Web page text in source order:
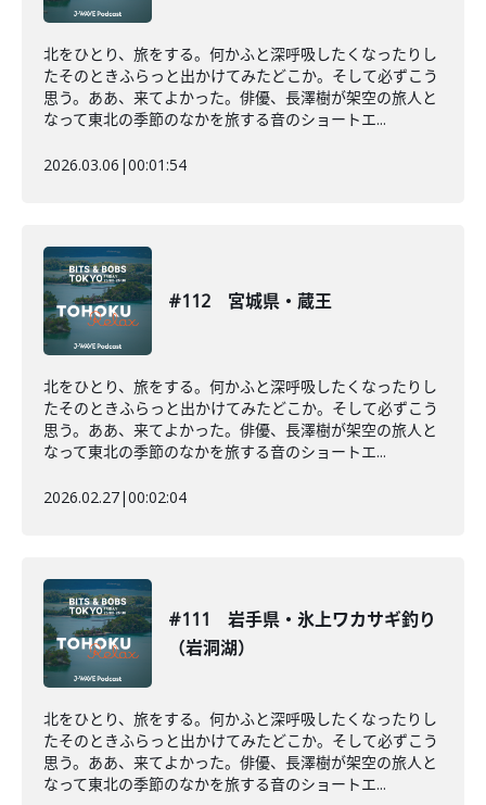
北をひとり、旅をする。何かふと深呼吸したくなったりし
たそのときふらっと出かけてみたどこか。そして必ずこう
思う。ああ、来てよかった。俳優、長澤樹が架空の旅人と
なって東北の季節のなかを旅する音のショートエ...
2026.03.06 |00:01:54
#112 宮城県・蔵王
北をひとり、旅をする。何かふと深呼吸したくなったりし
たそのときふらっと出かけてみたどこか。そして必ずこう
思う。ああ、来てよかった。俳優、長澤樹が架空の旅人と
なって東北の季節のなかを旅する音のショートエ...
2026.02.27|00:02:04
#111 岩手県・氷上ワカサギ釣り
（岩洞湖）
北をひとり、旅をする。何かふと深呼吸したくなったりし
たそのときふらっと出かけてみたどこか。そして必ずこう
思う。ああ、来てよかった。俳優、長澤樹が架空の旅人と
なって東北の季節のなかを旅する音のショートエ...